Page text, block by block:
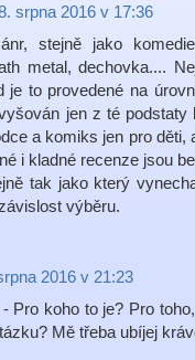
srpna 2016 v 17:36
stejně jako
metal, dechovka....
je to provedené na
jen z té
a komiks jen pro
i kladné recenze jsou
tak jako který
výběru.
2016 v 21:23
Pro koho to je? Pro
Mě třeba ubíjej